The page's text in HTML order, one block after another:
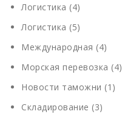
Логистика (4)
Логистика (5)
Международная (4)
Морская перевозка (4)
Новости таможни (1)
Складирование (3)